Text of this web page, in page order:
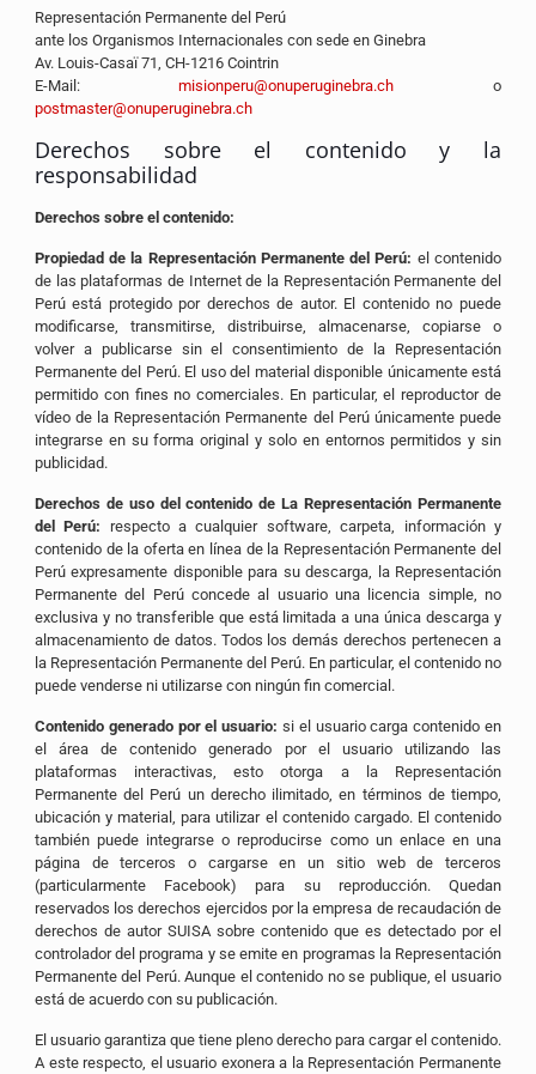
Representación Permanente del Perú
ante los Organismos Internacionales con sede en Ginebra
Av. Louis-Casaï 71, CH-1216 Cointrin
E-Mail:misionperu@onuperuginebra.ch o
postmaster@onuperuginebra.ch
Derechos sobre el contenido y la
responsabilidad
Derechos sobre el contenido:
Propiedad de la Representación Permanente del Perú: el contenido
de las plataformas de Internet de la Representación Permanente del
Perú está protegido por derechos de autor. El contenido no puede
modificarse, transmitirse, distribuirse, almacenarse, copiarse o
volver a publicarse sin el consentimiento de la Representación
Permanente del Perú. El uso del material disponible únicamente está
permitido con fines no comerciales. En particular, el reproductor de
vídeo de la Representación Permanente del Perú únicamente puede
integrarse en su forma original y solo en entornos permitidos y sin
publicidad.
Derechos de uso del contenido de La Representación Permanente
del Perú: respecto a cualquier software, carpeta, información y
contenido de la oferta en línea de la Representación Permanente del
Perú expresamente disponible para su descarga, la Representación
Permanente del Perú concede al usuario una licencia simple, no
exclusiva y no transferible que está limitada a una única descarga y
almacenamiento de datos. Todos los demás derechos pertenecen a
la Representación Permanente del Perú. En particular, el contenido no
puede venderse ni utilizarse con ningún fin comercial.
Contenido generado por el usuario: si el usuario carga contenido en
el área de contenido generado por el usuario utilizando las
plataformas interactivas, esto otorga a la Representación
Permanente del Perú un derecho ilimitado, en términos de tiempo,
ubicación y material, para utilizar el contenido cargado. El contenido
también puede integrarse o reproducirse como un enlace en una
página de terceros o cargarse en un sitio web de terceros
(particularmente Facebook) para su reproducción. Quedan
reservados los derechos ejercidos por la empresa de recaudación de
derechos de autor SUISA sobre contenido que es detectado por el
controlador del programa y se emite en programas la Representación
Permanente del Perú. Aunque el contenido no se publique, el usuario
está de acuerdo con su publicación.
El usuario garantiza que tiene pleno derecho para cargar el contenido.
A este respecto, el usuario exonera a la Representación Permanente